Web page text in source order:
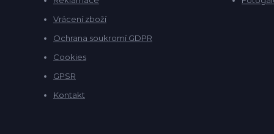
Vrácení zboží
Ochrana soukromí GDPR
Cookies
GPSR
Kontakt